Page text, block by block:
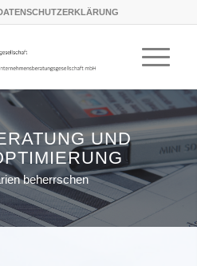
UND
beherrschen